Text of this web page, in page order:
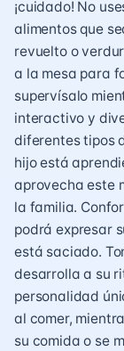
¡cuidado! No
alimentos que
revuelto o
a la mesa para
supervísalo
interactivo y
diferentes tipos
hijo está
aprovecha este
la familia.
podrá expresar
está saciado.
desarrolla a su
personalidad
al comer,
su comida o se